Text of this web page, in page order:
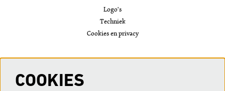
Logo's
Techniek
Cookies en privacy
COOKIES